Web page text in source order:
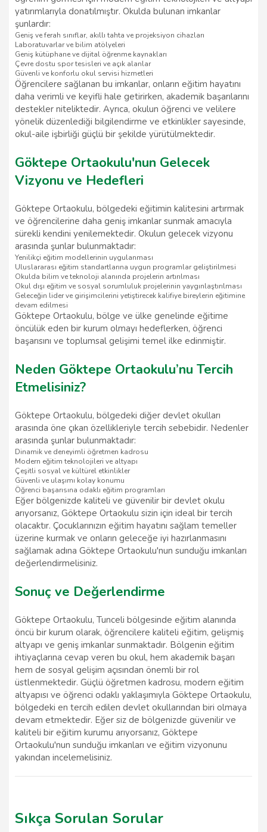
yatırımlarıyla donatılmıştır. Okulda bulunan imkanlar
şunlardır:
Geniş ve ferah sınıflar, akıllı tahta ve projeksiyon cihazları
Laboratuvarlar ve bilim atölyeleri
Geniş kütüphane ve dijital öğrenme kaynakları
Çevre dostu spor tesisleri ve açık alanlar
Güvenli ve konforlu okul servisi hizmetleri
Öğrencilere sağlanan bu imkanlar, onların eğitim hayatını
daha verimli ve keyifli hale getirirken, akademik başarılarını
destekler niteliktedir. Ayrıca, okulun öğrenci ve velilere
yönelik düzenlediği bilgilendirme ve etkinlikler sayesinde,
okul-aile işbirliği güçlü bir şekilde yürütülmektedir.
Göktepe Ortaokulu'nun Gelecek
Vizyonu ve Hedefleri
Göktepe Ortaokulu, bölgedeki eğitimin kalitesini artırmak
ve öğrencilerine daha geniş imkanlar sunmak amacıyla
sürekli kendini yenilemektedir. Okulun gelecek vizyonu
arasında şunlar bulunmaktadır:
Yenilikçi eğitim modellerinin uygulanması
Uluslararası eğitim standartlarına uygun programlar geliştirilmesi
Okulda bilim ve teknoloji alanında projelerin artırılması
Okul dışı eğitim ve sosyal sorumluluk projelerinin yaygınlaştırılması
Geleceğin lider ve girişimcilerini yetiştirecek kalifiye bireylerin eğitimine
devam edilmesi
Göktepe Ortaokulu, bölge ve ülke genelinde eğitime
öncülük eden bir kurum olmayı hedeflerken, öğrenci
başarısını ve toplumsal gelişimi temel ilke edinmiştir.
Neden Göktepe Ortaokulu’nu Tercih
Etmelisiniz?
Göktepe Ortaokulu, bölgedeki diğer devlet okulları
arasında öne çıkan özellikleriyle tercih sebebidir. Nedenler
arasında şunlar bulunmaktadır:
Dinamik ve deneyimli öğretmen kadrosu
Modern eğitim teknolojileri ve altyapı
Çeşitli sosyal ve kültürel etkinlikler
Güvenli ve ulaşımı kolay konumu
Öğrenci başarısına odaklı eğitim programları
Eğer bölgenizde kaliteli ve güvenilir bir devlet okulu
arıyorsanız, Göktepe Ortaokulu sizin için ideal bir tercih
olacaktır. Çocuklarınızın eğitim hayatını sağlam temeller
üzerine kurmak ve onların geleceğe iyi hazırlanmasını
sağlamak adına Göktepe Ortaokulu'nun sunduğu imkanları
değerlendirmelisiniz.
Sonuç ve Değerlendirme
Göktepe Ortaokulu, Tunceli bölgesinde eğitim alanında
öncü bir kurum olarak, öğrencilere kaliteli eğitim, gelişmiş
altyapı ve geniş imkanlar sunmaktadır. Bölgenin eğitim
ihtiyaçlarına cevap veren bu okul, hem akademik başarı
hem de sosyal gelişim açısından önemli bir rol
üstlenmektedir. Güçlü öğretmen kadrosu, modern eğitim
altyapısı ve öğrenci odaklı yaklaşımıyla Göktepe Ortaokulu,
bölgedeki en tercih edilen devlet okullarından biri olmaya
devam etmektedir. Eğer siz de bölgenizde güvenilir ve
kaliteli bir eğitim kurumu arıyorsanız, Göktepe
Ortaokulu'nun sunduğu imkanları ve eğitim vizyonunu
yakından incelemelisiniz.
Sıkça Sorulan Sorular